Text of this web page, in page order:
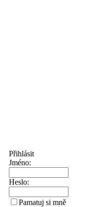
Přihlásit
Jméno:
Heslo:
Pamatuj si mně